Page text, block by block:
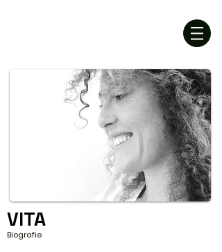
VITA
Biografie